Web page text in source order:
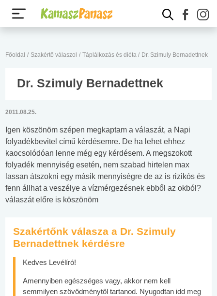
Főoldal / Szakértő válaszol / Táplálkozás és diéta / Dr. Szimuly Bernadettnek
Dr. Szimuly Bernadettnek
2011.08.25.
Igen köszönöm szépen megkaptam a válaszát, a Napi
folyadékbevitel című kérdésemre. De ha lehet ehhez
kaocsolódóan lenne még egy kérdésem. A megszokott
folyadék mennyiség esetén, nem szabad hirtelen max
lassan átszokni egy másik mennyiségre de az is rizikós és
fenn állhat a veszélye a vízmérgezésnek ebből az okból?
válaszát előre is köszönöm
Szakértőnk válasza a Dr. Szimuly
Bernadettnek kérdésre
Kedves Levélíró!
Amennyiben egészséges vagy, akkor nem kell
semmilyen szövődménytől tartanod. Nyugodtan idd meg